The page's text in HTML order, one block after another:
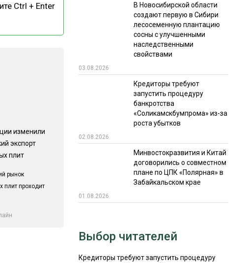
ИТОГИ МЕРОПРИЯТИЙ
Ctrl + Enter
изменили
экспорт
плит
рынок
плит проходит
В Новосибирской области
создают первую в Сибири
лесосеменную плантацию
сосны с улучшенными
наследственными
свойствами
03.08.2026
Кредиторы требуют
запустить процедуру
банкротства
«Соликамскбумпрома» из-за
роста убытков
02.08.2026
Минвостокразвития и Китай
договорились о совместном
плане по ЦПК «Полярная» в
Забайкальском крае
01.08.2026
Выбор читателей
Кредиторы требуют запустить процедуру